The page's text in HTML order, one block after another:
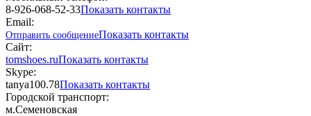
8-926-068-52-33Показать контакты
Email:
Отправить сообщениеПоказать контакты
Сайт:
tomshoes.ruПоказать контакты
Skype:
tanya100.78Показать контакты
Городской транспорт:
м.Семеновская